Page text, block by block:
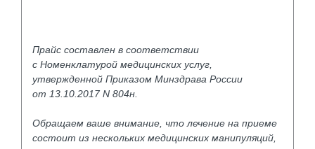
Прайс составлен в соответствии
с Номенклатурой медицинских услуг,
утвержденной Приказом Минздрава России
от 13.10.2017 N 804н.
Обращаем ваше внимание, что лечение на приеме
состоит из нескольких медицинских манипуляций,